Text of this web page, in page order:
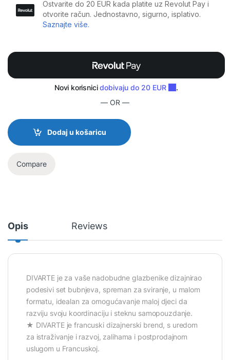
— OR —
Dodaj u košaricu
Compare
Opis Reviews
DIVARTE je za vaše nadobudne glazbenike dizajnirao
podesivi set bubnjeva, spreman za sviranje, u malom
formatu, idealan za omogućavanje maloj djeci da
razviju svoju koordinaciju i steknu samopouzdanje.
★ DIVARTE je francuski dizajnerski brend, s uredom
za istraživanje i razvoj, zalihama i postprodajnom
uslugom u Francuskoj.